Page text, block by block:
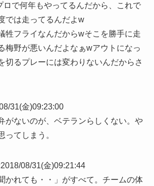
ロで何年もやってるんだから、これで
では走ってるんだよw
牲フライなんだからwそこを勝手に走
梅野が悪いんだよなぁwアウトになっ
切るプレーには変わりないんだからさ
31(金)09:23:00
がないのが、ベテランらしくない。や
ってしまう。
2018/08/31(金)09:21:44
かれても・・」がすべて。チームの体